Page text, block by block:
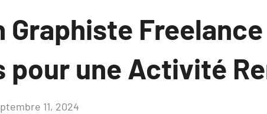
Graphiste
pour une Activité
11, 2024